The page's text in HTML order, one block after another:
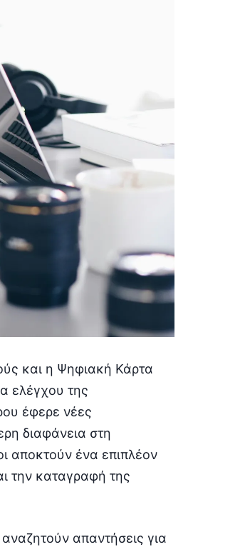
και η Ψηφιακή Κάρτα
ελέγχου της
έφερε νέες
διαφάνεια στη
αποκτούν ένα επιπλέον
την καταγραφή της
απαντήσεις για